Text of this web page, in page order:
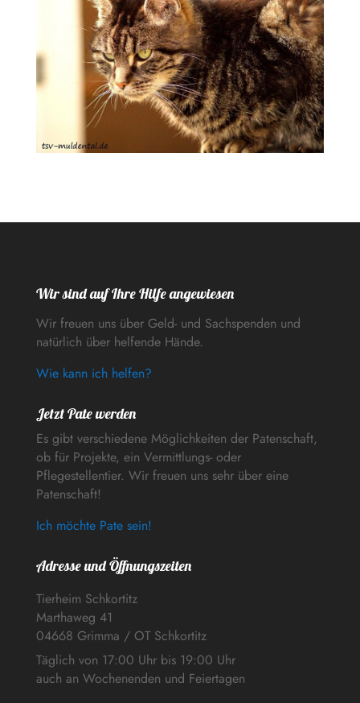
Wir sind auf Ihre Hilfe angewiesen
Wir freuen uns über Geld- und Sachspenden und
natürlich über helfende Hände.
Wie kann ich helfen?
Jetzt Pate werden
Es gibt verschiedene Möglichkeiten der Patenschaft,
ob für Projekte, ein Vermittlungs- oder
Pflegestellentier. Wir freuen uns sehr über eine
Patenschaft!
Ich möchte Pate sein!
Adresse und Öffnungszeiten
Tierheim Schkortitz
Marthaweg 41
04668 Grimma / OT Schkortitz
Täglich von 17:00 Uhr bis 19:00 Uhr
auch an Wochenenden und Feiertagen